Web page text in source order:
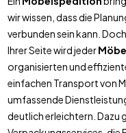
wir wissen, dass die
verbunden sein kann.
Ihrer Seite wird jeder
organisierten und
einfachen Transport von
umfassende
deutlich erleichtern. Dazu